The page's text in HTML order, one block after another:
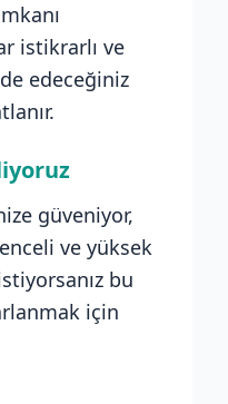
istikrarlı ve
edeceğiniz
güveniyor,
ve yüksek
bu
için